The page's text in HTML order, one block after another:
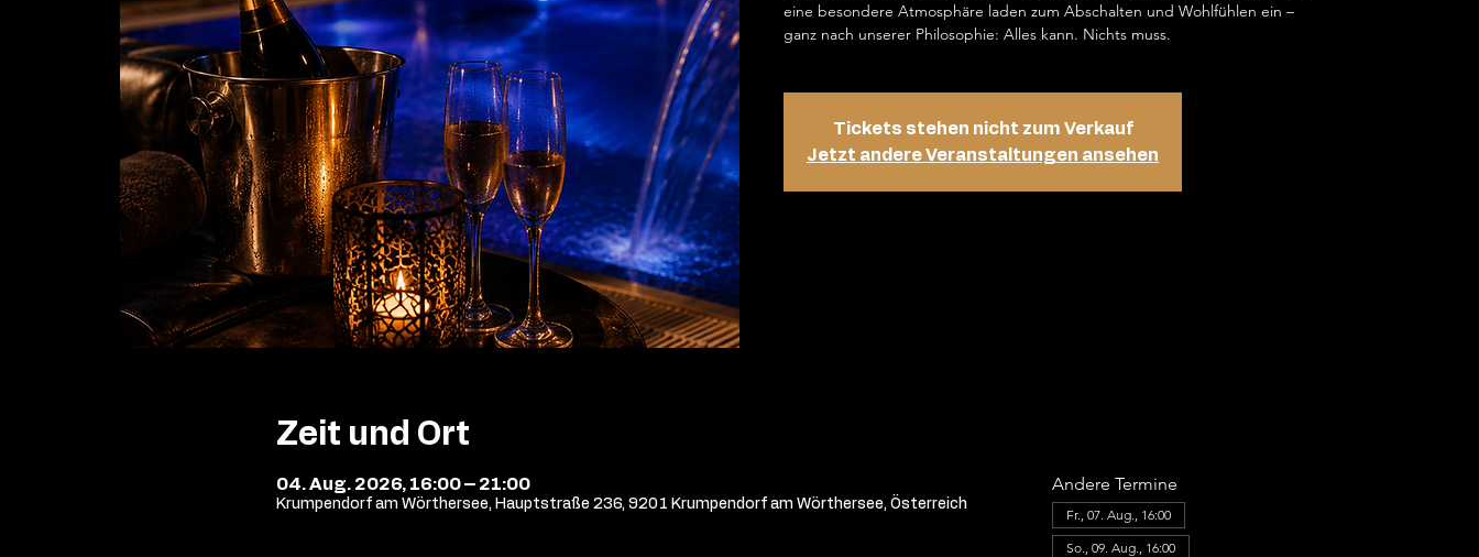
eine besondere Atmosphäre laden zum Abschalten und Wohlfühlen ein –
ganz nach unserer Philosophie: Alles kann. Nichts muss.
Tickets stehen nicht zum Verkauf
Jetzt andere Veranstaltungen ansehen
Zeit und Ort
04. Aug. 2026, 16:00 – 21:00
Krumpendorf am Wörthersee, Hauptstraße 236, 9201 Krumpendorf am Wörthersee, Österreich
Andere Termine
Fr., 07. Aug., 16:00
So., 09. Aug., 16:00